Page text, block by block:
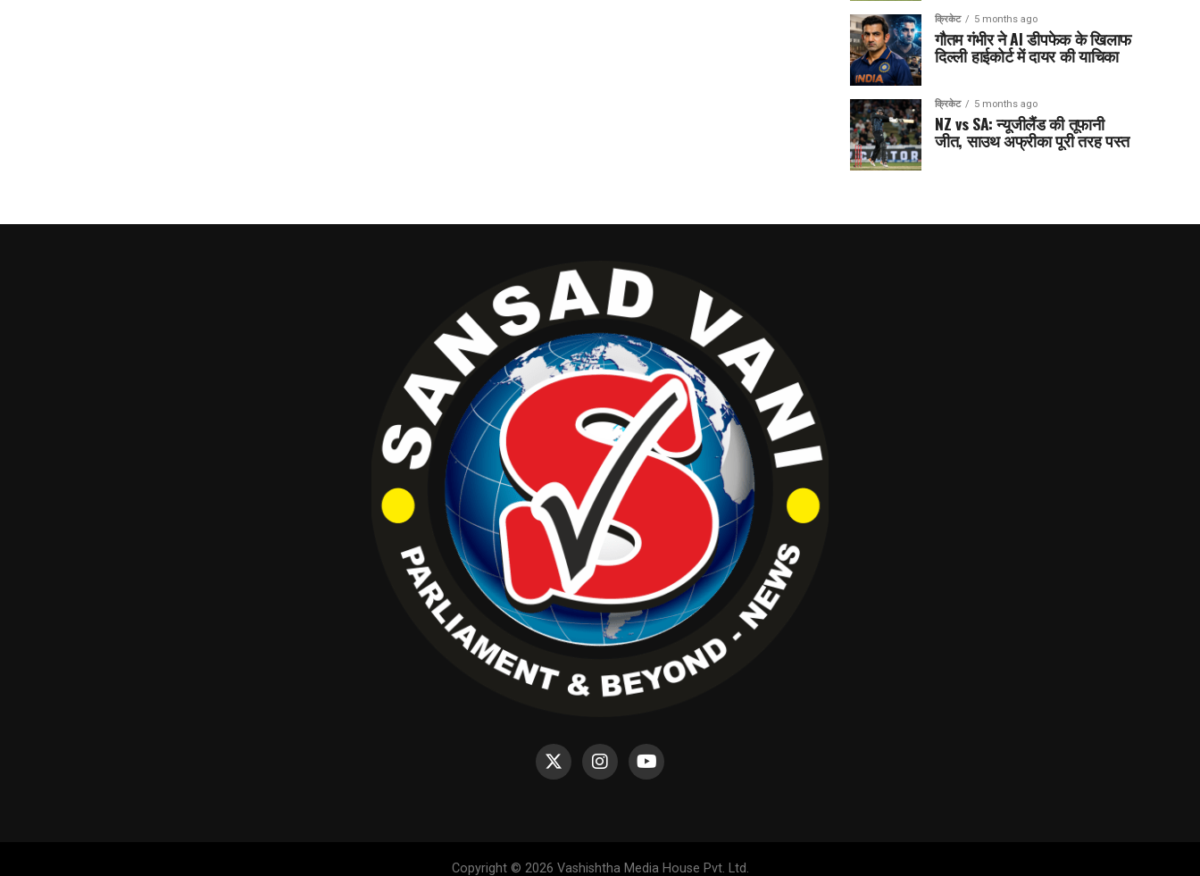
क्रिकेट 5 months ago
गौतम गंभीर ने AI डीपफेक के खिलाफ
दिल्ली हाईकोर्ट में दायर की याचिका
क्रिकेट 5 months ago
NZ vs SA: न्यूजीलैंड की तूफानी
जीत, साउथ अफ्रीका पूरी तरह पस्त
Copyright © 2026 Vashishtha Media House Pvt. Ltd.